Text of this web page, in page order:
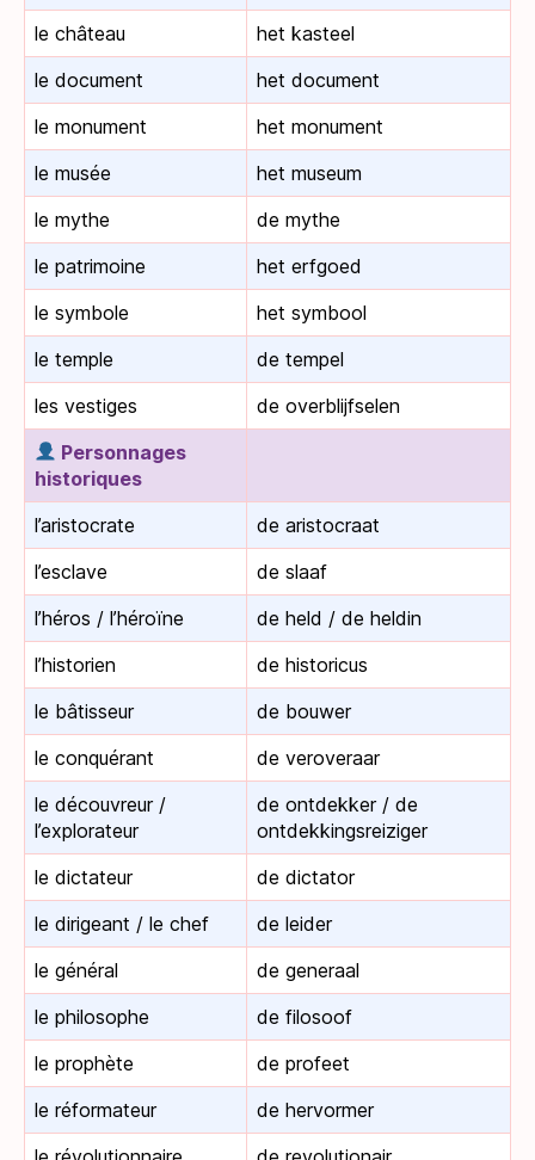
le château
het kasteel
le document
het document
le monument
het monument
le musée
het museum
le mythe
de mythe
le patrimoine
het erfgoed
le symbole
het symbool
le temple
de tempel
les vestiges
de overblijfselen
Personnages
historiques
l’aristocrate
de aristocraat
l’esclave
de slaaf
l’héros / l’héroïne
de held / de heldin
l’historien
de historicus
le bâtisseur
de bouwer
le conquérant
de veroveraar
le découvreur /
l’explorateur
de ontdekker / de
ontdekkingsreiziger
le dictateur
de dictator
le dirigeant / le chef
de leider
le général
de generaal
le philosophe
de filosoof
le prophète
de profeet
le réformateur
de hervormer